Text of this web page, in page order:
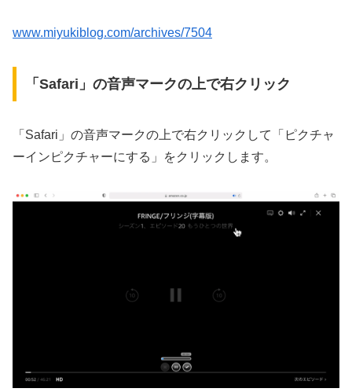
www.miyukiblog.com/archives/7504
「Safari」の音声マークの上で右クリック
「Safari」の音声マークの上で右クリックして「ピクチャ
ーインピクチャーにする」をクリックします。